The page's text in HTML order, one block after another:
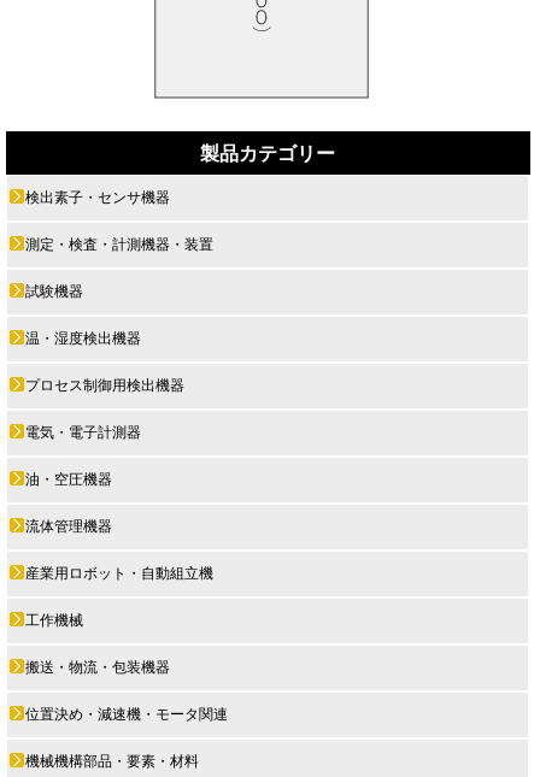
製品カテゴリー
検出素子・センサ機器
測定・検査・計測機器・装置
試験機器
温・湿度検出機器
プロセス制御用検出機器
電気・電子計測器
油・空圧機器
流体管理機器
産業用ロボット・自動組立機
工作機械
搬送・物流・包装機器
位置決め・減速機・モータ関連
機械機構部品・要素・材料